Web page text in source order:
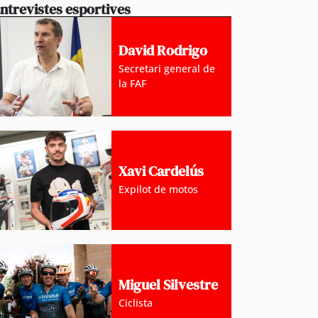
esportives
David Rodrigo
Secretari general de
la FAF
Xavi Cardelús
Expilot de motos
Miguel Silvestre
Ciclista